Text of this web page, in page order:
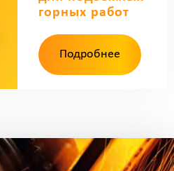
горных работ
Подробнее